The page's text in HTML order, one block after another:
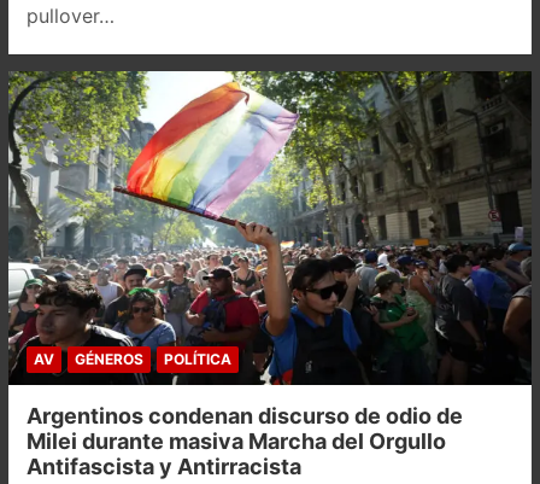
pullover…
AV GÉNEROS POLÍTICA
Argentinos condenan discurso de odio de
Milei durante masiva Marcha del Orgullo
Antifascista y Antirracista